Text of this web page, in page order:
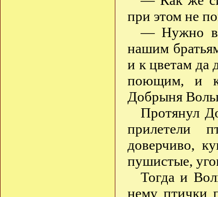
при этом не
— Нужно
нашим
и к цветам да
поющим, и
Добрыня
Протянул
прилетели
доверчиво,
пушистые,
Тогда и
нему птички